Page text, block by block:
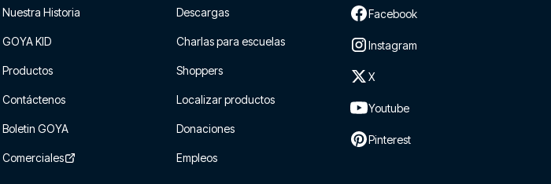
Nuestra Historia
GOYA KID
Productos
Contáctenos
Boletin GOYA
Comerciales
Descargas
Charlas para escuelas
Shoppers
Localizar productos
Donaciones
Empleos
Facebook
Instagram
X
Youtube
Pinterest